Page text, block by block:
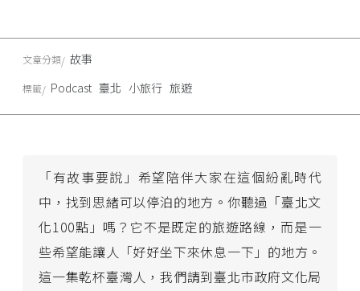
「有故事要說」希望陪伴大家在這個紛亂時代
中，找到思緒可以停泊的地方。你聽過「臺北文
化100點」嗎？它不是既定的旅遊路線，而是一
些希望能讓人「好好坐下來休息一下」的地方。
這一集乾杯臺灣人，我們請到臺北市政府文化局
文章分類 故事
標籤 Podcast 臺北 小旅行 旅遊